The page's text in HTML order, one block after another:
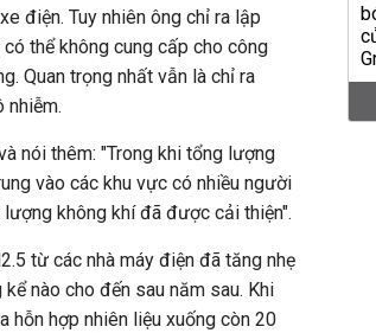
điện. Tuy nhiên ông chỉ ra lập
thể không cung cấp cho công
Quan trọng nhất vẫn là chỉ ra
nhiễm.
nói thêm: "Trong khi tổng lượng
vào các khu vực có nhiều người
không khí đã được cải thiện".
từ các nhà máy điện đã tăng nhẹ
nào cho đến sau năm sau. Khi
hỗn hợp nhiên liệu xuống còn 20